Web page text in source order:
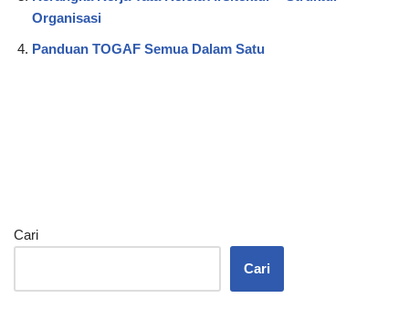
Organisasi
Panduan TOGAF Semua Dalam Satu
Cari
Cari